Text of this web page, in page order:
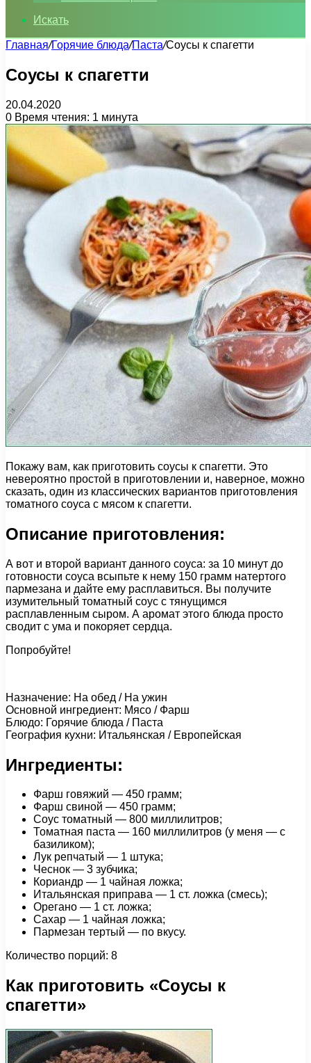
Искать
Главная/Горячие блюда/Паста/Соусы к спагетти
Соусы к спагетти
20.04.2020
0 Время чтения: 1 минута
Покажу вам, как приготовить соусы к спагетти. Это
невероятно простой в приготовлении и, наверное, можно
сказать, один из классических вариантов приготовления
томатного соуса с мясом к спагетти.
Описание приготовления:
А вот и второй вариант данного соуса: за 10 минут до
готовности соуса всыпьте к нему 150 грамм натертого
пармезана и дайте ему расплавиться. Вы получите
изумительный томатный соус с тянущимся
расплавленным сыром. А аромат этого блюда просто
сводит с ума и покоряет сердца.
Попробуйте!
Назначение: На обед / На ужин
Основной ингредиент: Мясо / Фарш
Блюдо: Горячие блюда / Паста
География кухни: Итальянская / Европейская
Ингредиенты:
Фарш говяжий — 450 грамм;
Фарш свиной — 450 грамм;
Соус томатный — 800 миллилитров;
Томатная паста — 160 миллилитров (у меня — с
базиликом);
Лук репчатый — 1 штука;
Чеснок — 3 зубчика;
Кориандр — 1 чайная ложка;
Итальянская приправа — 1 cт. ложка (смесь);
Орегано — 1 ст. ложка;
Сахар — 1 чайная ложка;
Пармезан тертый — по вкусу.
Количество порций: 8
Как приготовить «Соусы к
спагетти»